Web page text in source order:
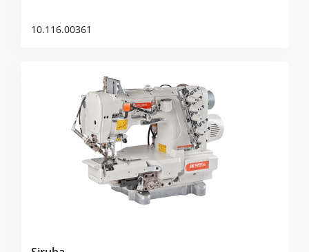
10.116.00361